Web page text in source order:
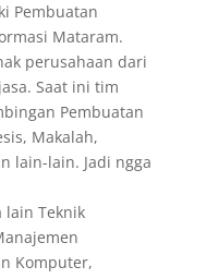
Pembuatan
Mataram.
perusahaan dari
Saat ini tim
Pembuatan
Makalah,
lain-lain. Jadi ngga
lain Teknik
Komputer,